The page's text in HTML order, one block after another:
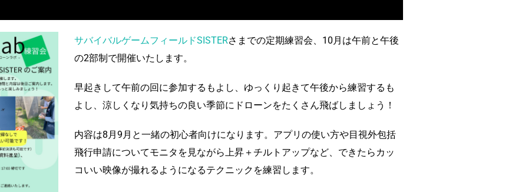
サバイバルゲームフィールドSISTERさまでの定期練習会、10月は午前と午後
の2部制で開催いたします。
早起きして午前の回に参加するもよし、ゆっくり起きて午後から練習するも
よし、涼しくなり気持ちの良い季節にドローンをたくさん飛ばしましょう！
内容は8月9月と一緒の初心者向けになります。アプリの使い方や目視外包括
飛行申請についてモニタを見ながら上昇＋チルトアップなど、できたらカッ
コいい映像が撮れるようになるテクニックを練習します。